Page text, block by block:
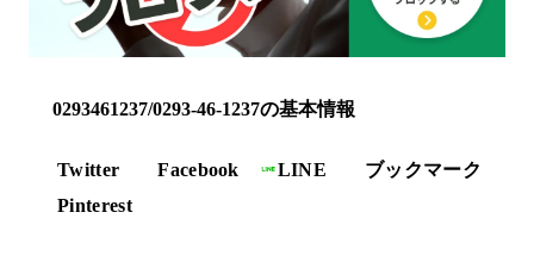
0293461237/0293-46-1237の基本情報
Twitter Facebook LINE
ブックマーク
Pinterest